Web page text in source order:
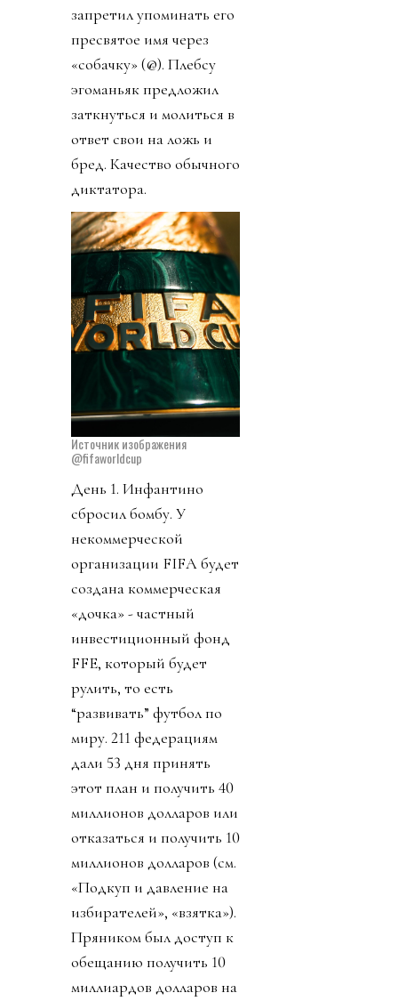
запретил упоминать его
пресвятое имя через
«собачку» (@). Плебсу
эгоманьяк предложил
заткнуться и молиться в
ответ свои на ложь и
бред. Качество обычного
диктатора.
Источник изображения
@fifaworldcup
День 1. Инфантино
сбросил бомбу. У
некоммерческой
организации FIFA будет
создана коммерческая
«дочка» - частный
инвестиционный фонд
FFE, который будет
рулить, то есть
“развивать” футбол по
миру. 211 федерациям
дали 53 дня принять
этот план и получить 40
миллионов долларов или
отказаться и получить 10
миллионов долларов (см.
«Подкуп и давление на
избирателей», «взятка»).
Пряником был доступ к
обещанию получить 10
миллиардов долларов на